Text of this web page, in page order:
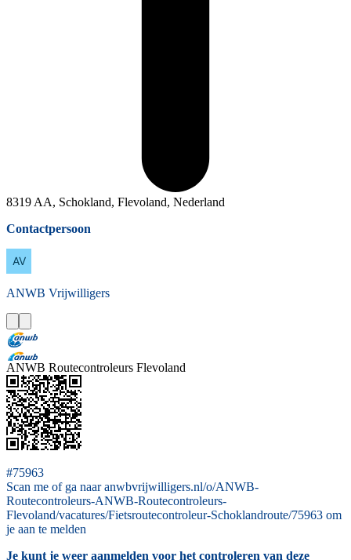
8319 AA, Schokland, Flevoland, Nederland
Contactpersoon
ANWB Vrijwilligers
ANWB Routecontroleurs Flevoland
#75963
Scan me of ga naar anwbvrijwilligers.nl/o/ANWB-
Routecontroleurs-ANWB-Routecontroleurs-
Flevoland/vacatures/Fietsroutecontroleur-Schoklandroute/75963 om
je aan te melden
Je kunt je weer aanmelden voor het controleren van deze